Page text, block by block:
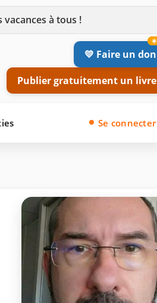
vacances à tous !
💛 Faire un don
Publier gratuitement un livre
Se connecter